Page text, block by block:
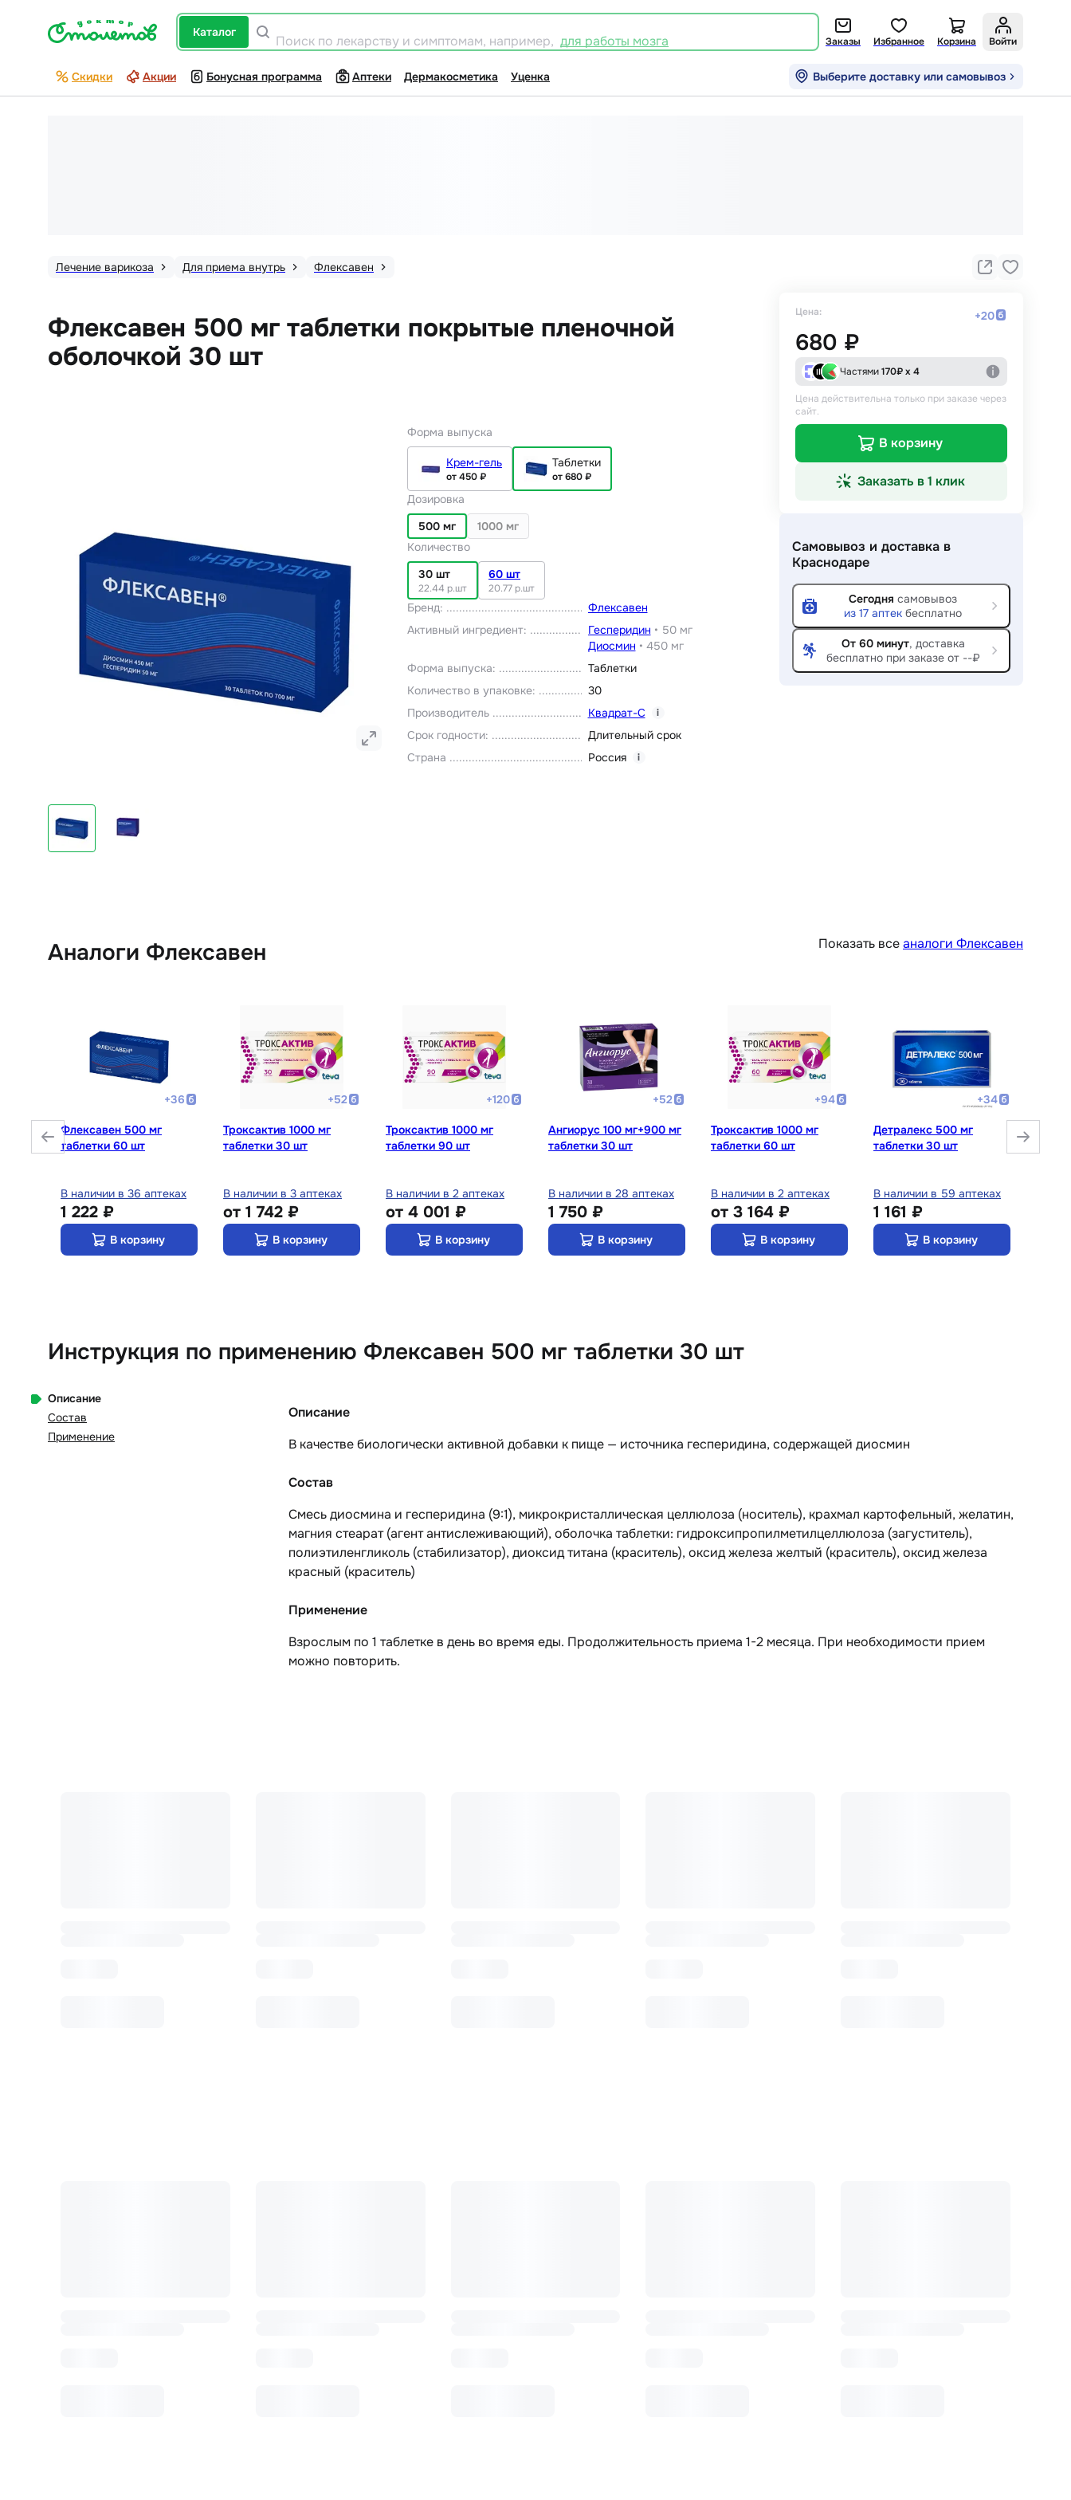
каталог
Поиск по лекарству и симптомам, например, для работы мозга Заказы Избранное Корзина Войти
Скидки Акции Бонусная программа Аптеки Дермакосметика Уценка Выберите доставку или самовывоз
Лечение варикоза Для приема внутрь Флексавен
Флексавен 500 мг таблетки покрытые пленочной
оболочкой 30 шт
Форма выпуска
Крем-гель
от 450 ₽
Таблетки
от 680 ₽
Дозировка
500 мг
1000 мг
Количество
30 шт
22.44 р.шт
60 шт
20.77 р.шт
Бренд:
Флексавен
Активный ингредиент: Гесперидин • 50 мг
Диосмин • 450 мг
Форма выпуска:
Таблетки
Количество в упаковке:
30
Производитель
Квадрат-С i
Срок годности:
Длительный срок
Страна
Россия i
Цена: +20
680 ₽
Частями170₽ х 4
Цена действительна только при заказе через
сайт.
В корзину
Заказать в 1 клик
Самовывоз и доставка в
Краснодаре
Сегодня самовывоз
из 17 аптек бесплатно
От 60 минут, доставка
бесплатно при заказе от --₽
Аналоги Флексавен Показать всеаналоги Флексавен
+36
Флексавен 500 мг
таблетки 60 шт
В наличии в 36 аптеках
1 222 ₽
В корзину
+52
Троксактив 1000 мг
таблетки 30 шт
В наличии в 3 аптеках
от 1 742 ₽
В корзину
+120
Троксактив 1000 мг
таблетки 90 шт
В наличии в 2 аптеках
от 4 001 ₽
В корзину
+52
Ангиорус 100 мг+900 мг
таблетки 30 шт
В наличии в 28 аптеках
1 750 ₽
В корзину
+94
Троксактив 1000 мг
таблетки 60 шт
В наличии в 2 аптеках
от 3 164 ₽
В корзину
+34
Детралекс 500 мг
таблетки 30 шт
В наличии в 59 аптеках
1 161 ₽
В корзину
Инструкция по применению Флексавен 500 мг таблетки 30 шт
Описание
Состав
Применение
Описание
В качестве биологически активной добавки к пище — источника гесперидина, содержащей диосмин
Состав
Смесь диосмина и гесперидина (9:1), микрокристаллическая целлюлоза (носитель), крахмал картофельный, желатин,
магния стеарат (агент антислеживающий), оболочка таблетки: гидроксипропилметилцеллюлоза (загуститель),
полиэтиленгликоль (стабилизатор), диоксид титана (краситель), оксид железа желтый (краситель), оксид железа
красный (краситель)
Применение
Взрослым по 1 таблетке в день во время еды. Продолжительность приема 1-2 месяца. При необходимости прием
можно повторить.